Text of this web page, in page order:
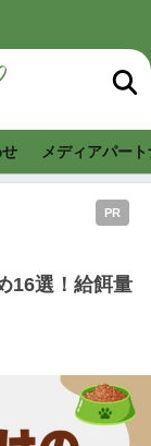
メディアパー
PR
16選！給餌量